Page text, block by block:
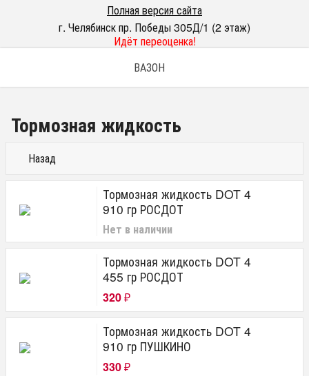
Полная версия сайта
г. Челябинск пр. Победы 305Д/1 (2 этаж)
Идёт переоценка!
ВАЗОН
Тормозная жидкость
Назад
Тормозная жидкость DOT 4
910 гр РОСДОТ
Нет в наличии
Тормозная жидкость DOT 4
455 гр РОСДОТ
320 ₽
Тормозная жидкость DOT 4
910 гр ПУШКИНО
330 ₽